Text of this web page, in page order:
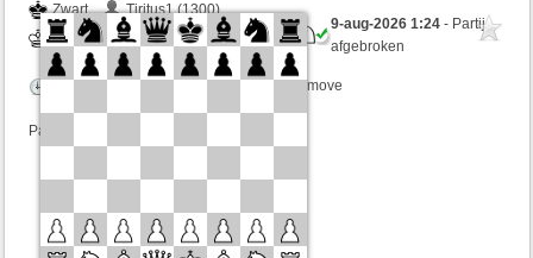
Zwart
Tiritus1 (1300)
Wit
Lavalangaperfetta (1585)
Speelduur: 5 minutes/side + 0 seconds/move
Partij telt mee voor de ranglijst
9-aug-2026 1:24- Partij
afgebroken